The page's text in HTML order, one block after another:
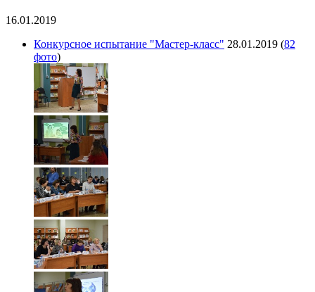
16.01.2019
Конкурсное испытание "Мастер-класс" 28.01.2019 (82
фото)